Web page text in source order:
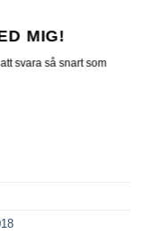
MIG!
svara så snart som